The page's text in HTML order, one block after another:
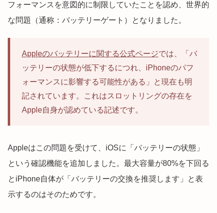
フォーマンスを意図的に制限していたことを認め、世界的
な問題（通称：バッテリーゲート）となりました。
Appleのバッテリーに関する公式ページでは、「バ
ッテリーの状態が低下するにつれ、iPhoneのパフ
ォーマンスに影響する可能性がある」と現在も明
記されています。これはスロットリングの存在を
Apple自身が認めている記述です。
Appleはこの問題を受けて、iOSに「バッテリーの状態」
という確認機能を追加しました。最大容量が80%を下回る
とiPhone自体が「バッテリーの交換を推奨します」と表
示するのはそのためです。